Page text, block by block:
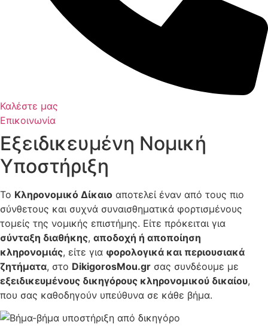
Καλέστε μας
Επικοινωνία
Εξειδικευμένη Νομική
Υποστήριξη
Το Κληρονομικό Δίκαιο αποτελεί έναν από τους πιο
σύνθετους και συχνά συναισθηματικά φορτισμένους
τομείς της νομικής επιστήμης. Είτε πρόκειται για
σύνταξη διαθήκης, αποδοχή ή αποποίηση
κληρονομιάς, είτε για φορολογικά και περιουσιακά
ζητήματα, στο DikigorosMou.gr σας συνδέουμε με
εξειδικευμένους δικηγόρους κληρονομικού δικαίου,
που σας καθοδηγούν υπεύθυνα σε κάθε βήμα.